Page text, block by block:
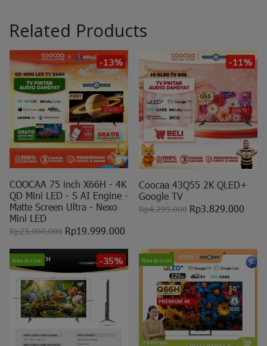
Related Products
-13%
COOCAA 75 inch X66H - 4K
QD Mini LED - S AI Engine -
Matte Screen Ultra - Nexo
Mini LED
Rp23.000.000 Rp19.999.000
-11%
Coocaa 43Q55 2K QLED+
Google TV
Rp4.299.000 Rp3.829.000
New Arrival -35% New Arrival